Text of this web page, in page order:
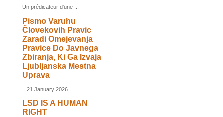
Un prédicateur d'une ...
Pismo Varuhu
Človekovih Pravic
Zaradi Omejevanja
Pravice Do Javnega
Zbiranja, Ki Ga Izvaja
Ljubljanska Mestna
Uprava
...21 January 2026...
LSD IS A HUMAN
RIGHT